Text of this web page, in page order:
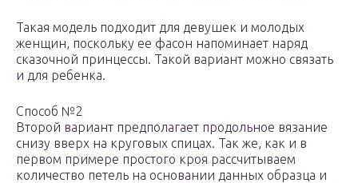
Такая модель подходит для девушек и молодых
женщин, поскольку ее фасон напоминает наряд
сказочной принцессы. Такой вариант можно связать
и для ребенка.
Способ №2
Второй вариант предполагает продольное вязание
снизу вверх на круговых спицах. Так же, как и в
первом примере простого кроя рассчитываем
количество петель на основании данных образца и